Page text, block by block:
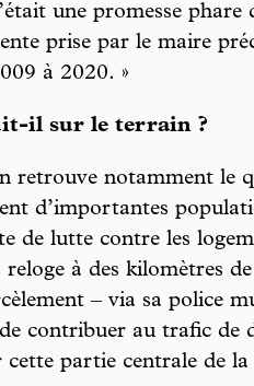
une promesse phare
prise par le maire
à 2020. »
il sur le terrain ?
retrouve notamment le
d’importantes
de lutte contre les
reloge à des kilomètres
– via sa police
de contribuer au trafic de
partie centrale de la